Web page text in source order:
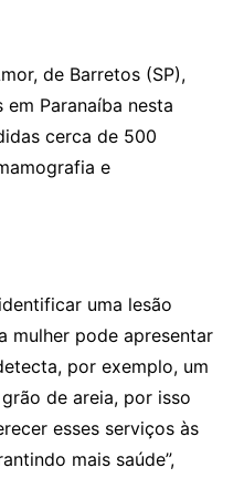
de Barretos (SP),
Paranaíba nesta
cerca de 500
e
uma lesão
mulher pode apresentar
por exemplo, um
de areia, por isso
esses serviços às
mais saúde”,